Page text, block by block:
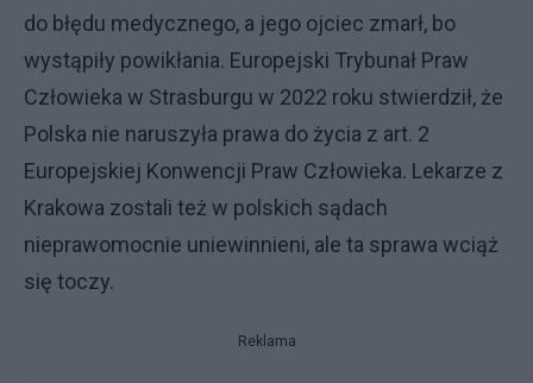
do błędu medycznego, a jego ojciec zmarł, bo
wystąpiły powikłania. Europejski Trybunał Praw
Człowieka w Strasburgu w 2022 roku stwierdził, że
Polska nie naruszyła prawa do życia z art. 2
Europejskiej Konwencji Praw Człowieka. Lekarze z
Krakowa zostali też w polskich sądach
nieprawomocnie uniewinnieni, ale ta sprawa wciąż
się toczy.
Reklama